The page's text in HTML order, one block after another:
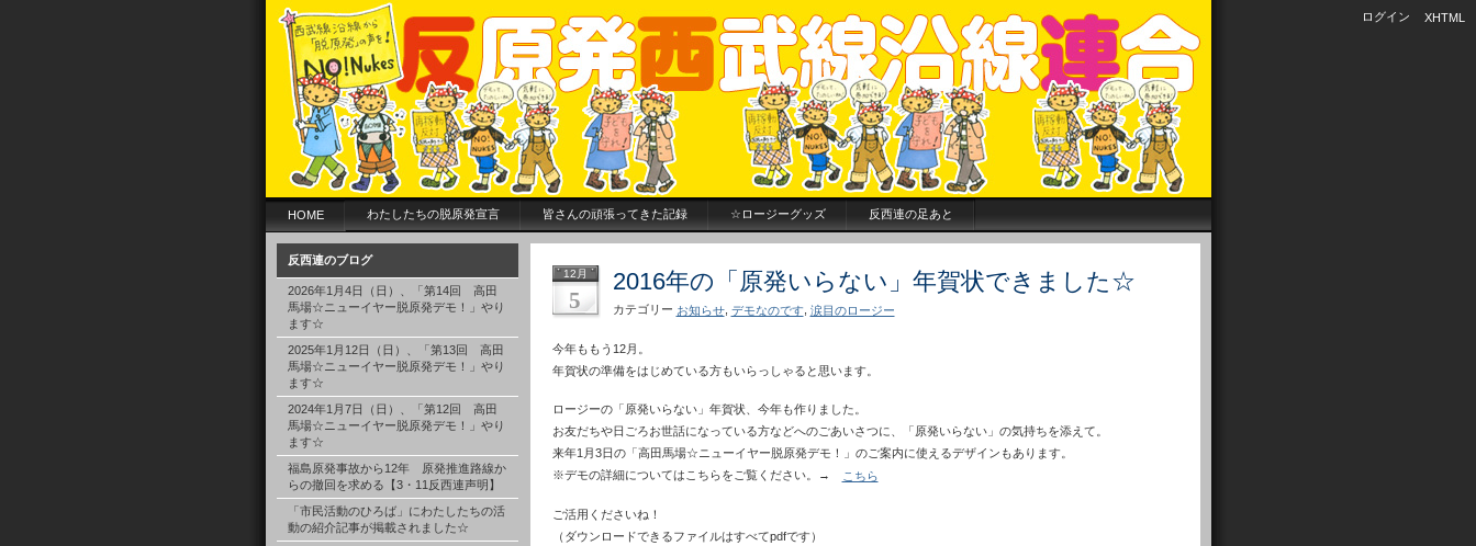
ログイン XHTML
HOME わたしたちの脱原発宣言 皆さんの頑張ってきた記録 ☆ロージーグッズ 反西連の足あと
反西連のブログ
2026年1月4日（日）、「第14回 高田
馬場☆ニューイヤー脱原発デモ！」やり
ます☆
2025年1月12日（日）、「第13回 高田
馬場☆ニューイヤー脱原発デモ！」やり
ます☆
2024年1月7日（日）、「第12回 高田
馬場☆ニューイヤー脱原発デモ！」やり
ます☆
福島原発事故から12年 原発推進路線か
らの撤回を求める【3・11反西連声明】
「市民活動のひろば」にわたしたちの活
動の紹介記事が掲載されました☆
12月
5
2016年の「原発いらない」年賀状できました☆
カテゴリー お知らせ, デモなのです, 涙目のロージー
今年ももう12月。
年賀状の準備をはじめている方もいらっしゃると思います。
ロージーの「原発いらない」年賀状、今年も作りました。
お友だちや日ごろお世話になっている方などへのごあいさつに、「原発いらない」の気持ちを添えて。
来年1月3日の「高田馬場☆ニューイヤー脱原発デモ！」のご案内に使えるデザインもあります。
※デモの詳細についてはこちらをご覧ください。→
こちら
ご活用くださいね！
（ダウンロードできるファイルはすべてpdfです）